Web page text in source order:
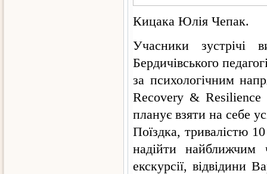
Кицака Юлія Чепак.
Учасники зустрічі
Бердичівського
за психологічним
Recovery & Resilience
планує взяти на себе
Поїздка, тривалістю
надійти найближчим
екскурсії, відвідини